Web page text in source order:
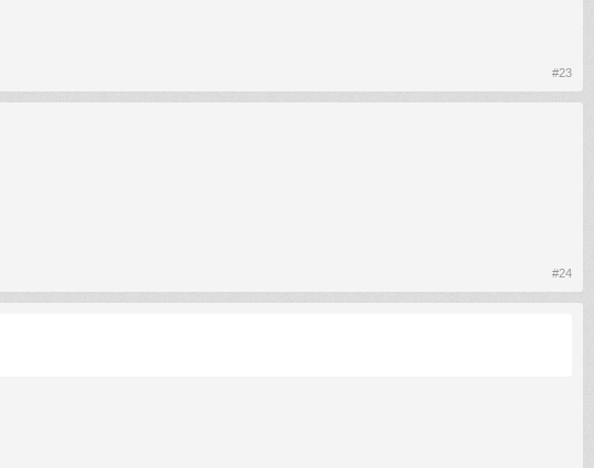
#23
#24